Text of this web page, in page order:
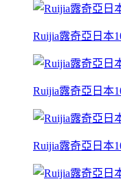
Ruijia露奇亞日本
Ruijia露奇亞日本
Ruijia露奇亞日本